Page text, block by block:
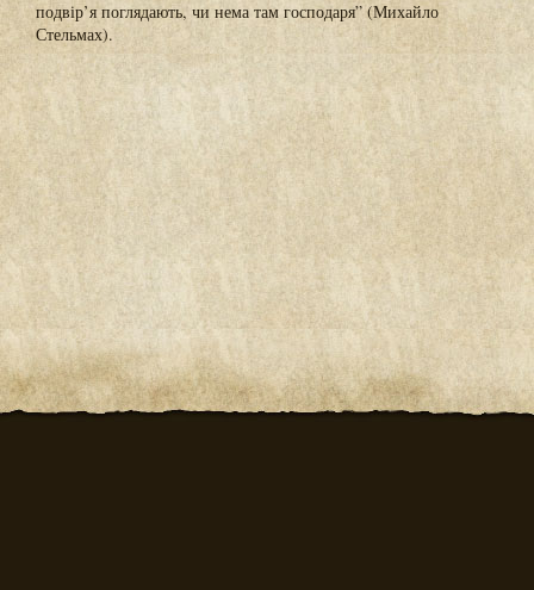
подвір’я поглядають, чи нема там господаря” (Михайло
Стельмах).